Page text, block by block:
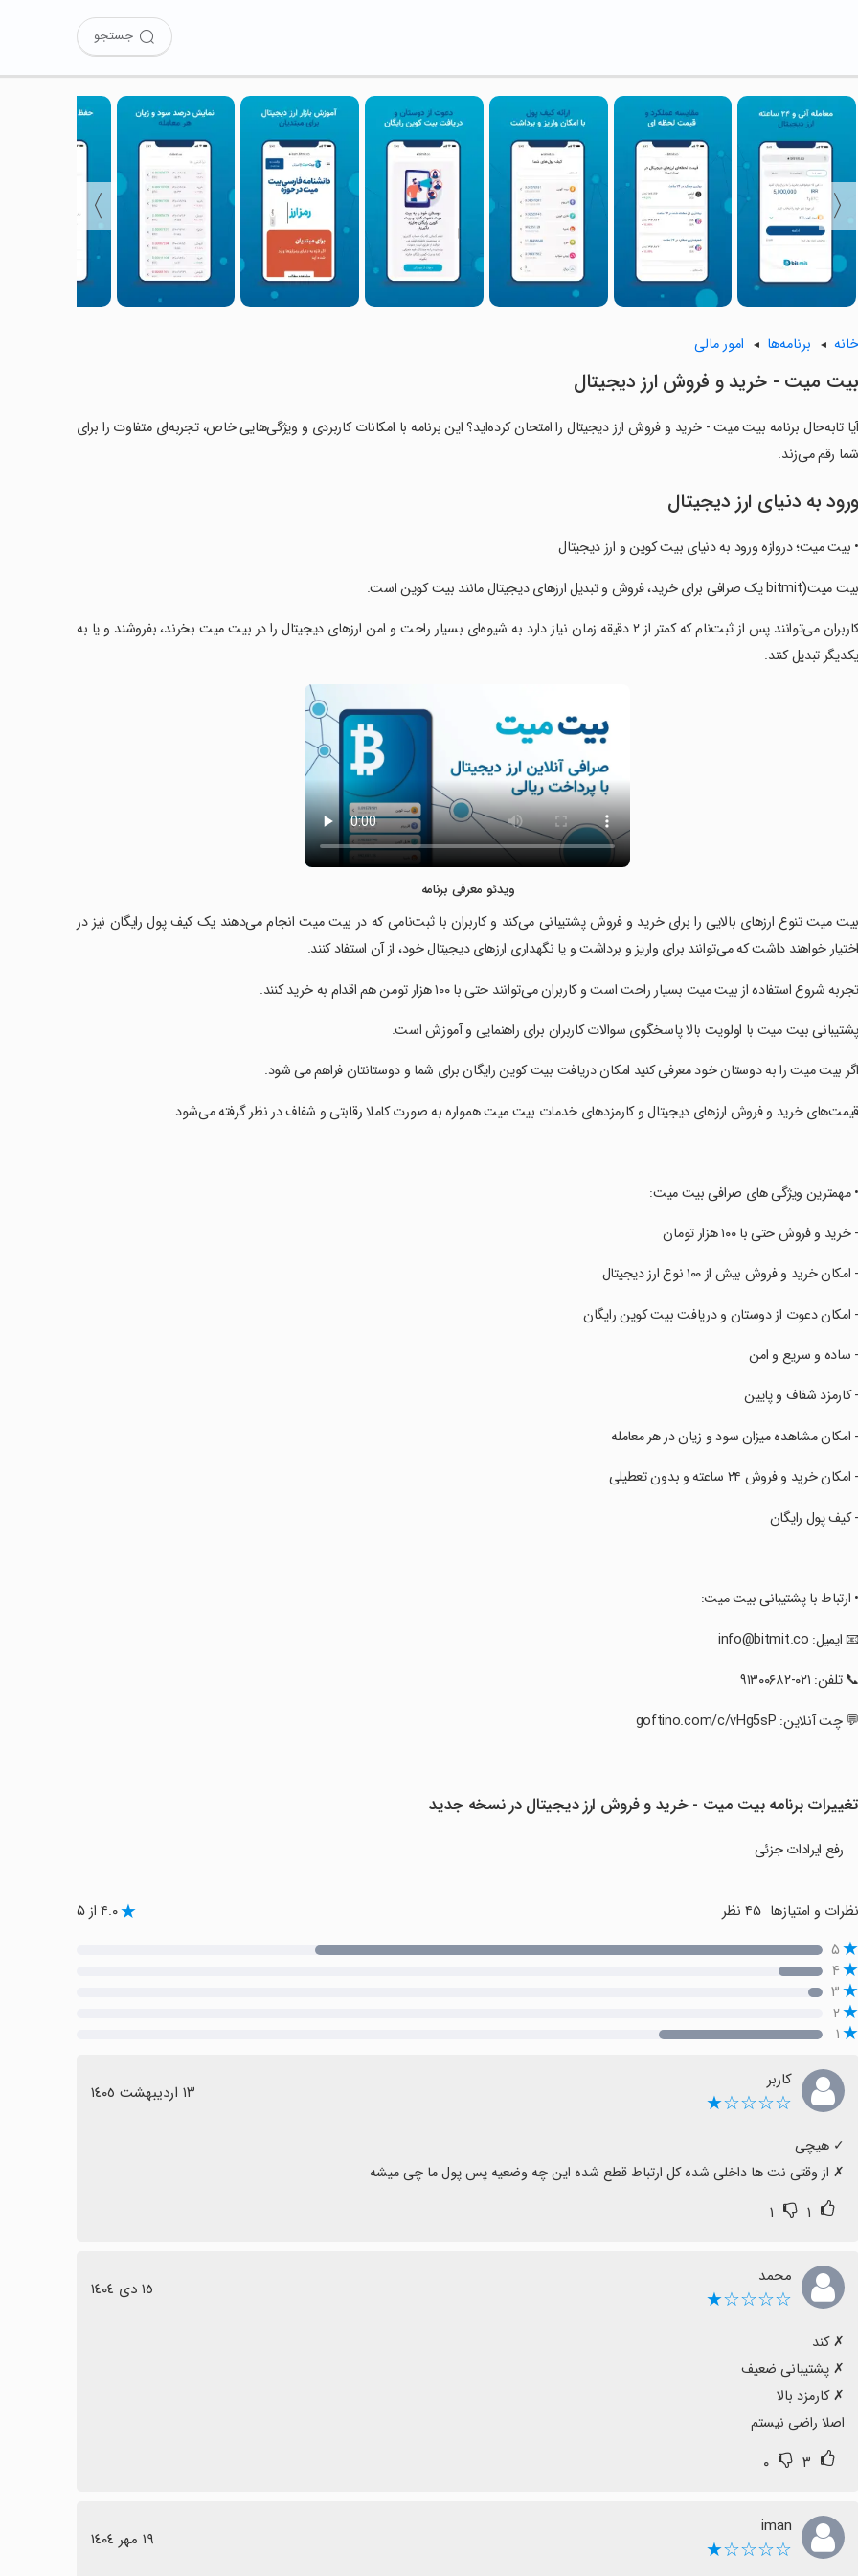
جستجو
〈
〉
خانه برنامه‌ها امور مالی
بیت میت - خرید و فروش ارز دیجیتال
آیا تابه‌حال برنامه بیت میت - خرید و فروش ارز دیجیتال را امتحان کرده‌اید؟ این برنامه با امکانات کاربردی و ویژگی‌هایی خاص، تجربه‌ای متفاوت را برای
شما رقم می‌زند.
ورود به دنیای ارز دیجیتال
• بیت میت؛ دروازه ورود به دنیای بیت کوین و ارز دیجیتال
‏بیت میت(bitmit یک صرافی برای خرید، فروش و تبدیل ارزهای دیجیتال مانند بیت کوین است.
‏کاربران می‌توانند پس از ثبت‌نام که کمتر از ۲ دقیقه زمان نیاز دارد به شیوه‌ای بسیار راحت و امن ارزهای دیجیتال را در بیت میت بخرند، بفروشند و یا به
یکدیگر تبدیل کنند.
ویدئو معرفی برنامه
‏بیت میت تنوع ارزهای بالایی را برای خرید و فروش پشتیبانی می‌کند و کاربران با ثبت‌نامی که در بیت میت انجام می‌دهند یک کیف پول رایگان نیز در
اختیار خواهند داشت که می‌توانند برای واریز و برداشت و یا نگهداری ارزهای دیجیتال خود، از آن استفاد کنند.
‏تجربه شروع استفاده از بیت میت بسیار راحت است و کاربران می‌توانند حتی با ۱۰۰ هزار تومن هم اقدام به خرید کنند.
‏پشتیبانی بیت میت با اولویت بالا پاسخگوی سوالات کاربران برای راهنمایی و آموزش است.
‏اگر بیت میت را به دوستان خود معرفی کنید امکان دریافت بیت کوین رایگان برای شما و دوستانتان فراهم می شود.
‏قیمت‌های خرید و فروش ارزهای دیجیتال و کارمزدهای خدمات بیت میت همواره به صورت کاملا رقابتی و شفاف در نظر گرفته می‌شود.
‏• مهمترین ویژگی های صرافی بیت میت:
‏- خرید و فروش حتی با ۱۰۰ هزار تومان
‏- امکان خرید و فروش بیش از ۱۰۰ نوع ارز دیجیتال
‏- امکان دعوت از دوستان و دریافت بیت کوین رایگان
‏- ساده و سریع و امن
‏- کارمزد شفاف و پایین
‏- امکان مشاهده میزان سود و زیان در هر معامله
‏- امکان خرید و فروش ۲۴ ساعته و بدون تعطیلی
‏- کیف پول رایگان
‏• ارتباط با پشتیبانی بیت میت:
‏📧 ایمیل: info@bitmit.co
‏📞 تلفن: ۰۲۱-۹۱۳۰۰۶۸۲
‏💬 چت آنلاین: goftino.com/c/vHg5sP
تغییرات برنامه بیت میت - خرید و فروش ارز دیجیتال در نسخه جدید
رفع ایرادات جزئی
نظرات و امتیازها ۴۵ نظر ۴.۰ از ۵
۵
۴
۳
۲
۱
کاربر
☆☆☆☆★ ١٣ اردیبهشت ١٤٠٥
‏✗ از وقتی نت ها داخلی شده کل ارتباط قطع شده این چه وضعیه پس پول ما چی میشه
۱ ۱
محمد
☆☆☆☆★ ١٥ دی ١٤٠٤
اصلا راضی نیستم
۳ ۰
iman
☆☆☆☆★ ١٩ مهر ١٤٠٤